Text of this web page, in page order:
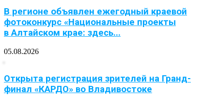
В регионе объявлен ежегодный краевой
фотоконкурс «Национальные проекты
в Алтайском крае: здесь...
05.08.2026
Открыта регистрация зрителей на Гранд-
финал «КАРДО» во Владивостоке